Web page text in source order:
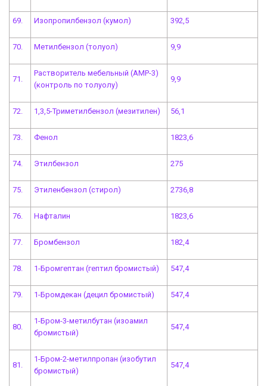
69. Изопропилбензол (кумол) 392,5
70. Метилбензол (толуол) 9,9
71.
Растворитель мебельный (АМР-3)
(контроль по толуолу)
9,9
72. 1,3,5-Триметилбензол (мезитилен) 56,1
73. Фенол 1823,6
74. Этилбензол 275
75. Этиленбензол (стирол) 2736,8
76. Нафталин 1823,6
77. Бромбензол 182,4
78. 1-Бромгептан (гептил бромистый) 547,4
79. 1-Бромдекан (децил бромистый) 547,4
80.
1-Бром-3-метилбутан (изоамил
бромистый)
547,4
81.
1-Бром-2-метилпропан (изобутил
бромистый)
547,4